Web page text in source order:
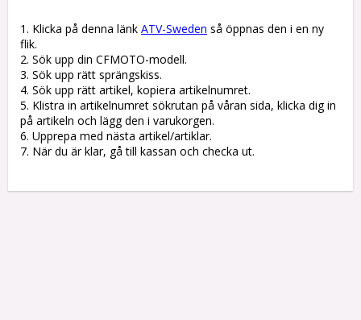
1. Klicka på denna länk ATV-Sweden så öppnas den i en ny
flik.
2. Sök upp din CFMOTO-modell.
3. Sök upp rätt sprängskiss.
4. Sök upp rätt artikel, kopiera artikelnumret.
5. Klistra in artikelnumret sökrutan på våran sida, klicka dig in
på artikeln och lägg den i varukorgen.
6. Upprepa med nästa artikel/artiklar.
7. När du är klar, gå till kassan och checka ut.